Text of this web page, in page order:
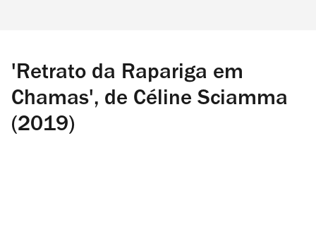
'Retrato da Rapariga em
Chamas', de Céline Sciamma
(2019)